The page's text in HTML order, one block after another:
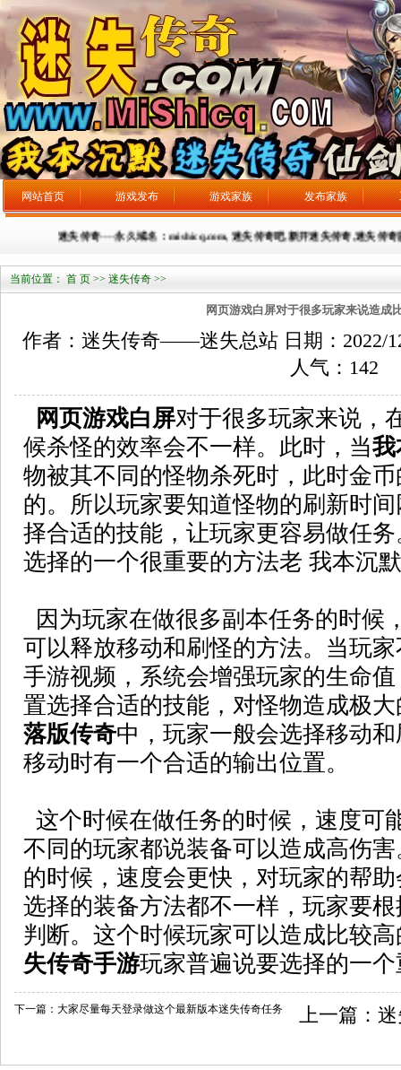
网站首页 游戏发布 游戏家族 发布家族
迷失传奇----永久域名：mishicq.com, 迷失传奇吧,新开迷失传奇,迷失传奇
当前位置： 首 页 >> 迷失传奇 >>
网页游戏白屏对于很多玩家来说造成
作者：迷失传奇——迷失总站 日期：2022/
人气： 142
网页游戏白屏对于很多玩家来说，
候杀怪的效率会不一样。此时，当我
物被其不同的怪物杀死时，此时金
的。所以玩家要知道怪物的刷新时
择合适的技能，让玩家更容易做任
选择的一个很重要的方法老 我本沉
因为玩家在做很多副本任务的时候
可以释放移动和刷怪的方法。当玩
手游视频，系统会增强玩家的生命
置选择合适的技能，对怪物造成极
落版传奇中，玩家一般会选择移动
移动时有一个合适的输出位置。
这个时候在做任务的时候，速度可
不同的玩家都说装备可以造成高伤
的时候，速度会更快，对玩家的帮
选择的装备方法都不一样，玩家要
判断。这个时候玩家可以造成比较
失传奇手游玩家普遍说要选择的一
下一篇： 大家尽量每天登录做这个最新版本迷失传奇任务 上一篇：